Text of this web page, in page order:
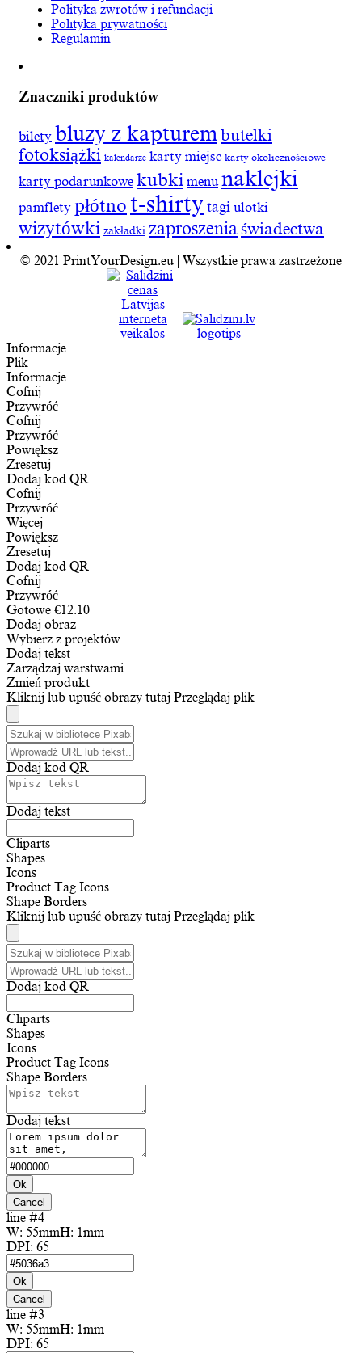
Polityka zwrotów i refundacji
Polityka prywatności
Regulamin
Znaczniki produktów
bilety bluzy z kapturem butelki
fotoksiążki kalendarze karty miejsc karty okolicznościowe
karty podarunkowe kubki menu naklejki
pamflety płótnot-shirty tagi ulotki
wizytówki zakładki zaproszeniaświadectwa
© 2021 PrintYourDesign.eu | Wszystkie prawa zastrzeżone
Informacje
Plik
Informacje
Cofnij
Przywróć
Cofnij
Przywróć
Powiększ
Zresetuj
Dodaj kod QR
Cofnij
Przywróć
Więcej
Powiększ
Zresetuj
Dodaj kod QR
Cofnij
Przywróć
Gotowe €12.10
Dodaj obraz
Wybierz z projektów
Dodaj tekst
Zarządzaj warstwami
Zmień produkt
Kliknij lub upuść obrazy tutaj Przeglądaj plik
Dodaj kod QR
Dodaj tekst
Cliparts
Shapes
Icons
Product Tag Icons
Shape Borders
Kliknij lub upuść obrazy tutaj Przeglądaj plik
Dodaj kod QR
Cliparts
Shapes
Icons
Product Tag Icons
Shape Borders
Dodaj tekst
Ok
Cancel
line #4
W: 55mmH: 1mm
DPI: 65
Ok
Cancel
line #3
W: 55mmH: 1mm
DPI: 65